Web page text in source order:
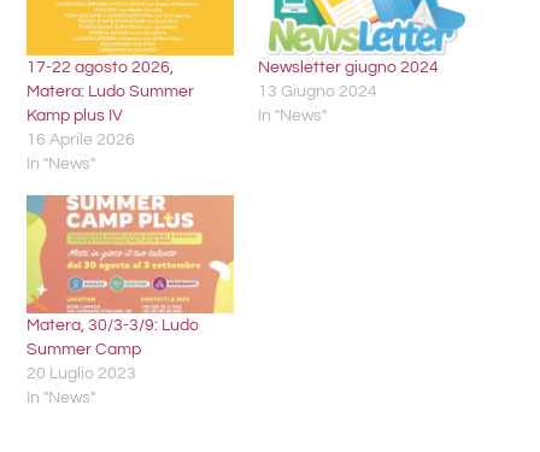
17-22 agosto 2026,
Matera: Ludo Summer
Kamp plus IV
16 Aprile 2026
In "News"
Newsletter giugno 2024
13 Giugno 2024
In "News"
Matera, 30/3-3/9: Ludo
Summer Camp
20 Luglio 2023
In "News"